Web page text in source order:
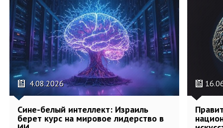
4.08.2026
Сине-белый интеллект: Израиль
берет курс на мировое лидерство в